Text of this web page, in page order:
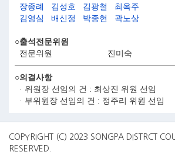
장종례
김성호 김광철
최옥주
김영심
배신정 박종현 곽노상
○출석전문위원
전문위원
진미숙
○의결사항
· 위원장 선임의 건 : 최상진 위원 선임
· 부위원장 선임의 건 : 정주리 위원 선임
COPYRIGHT (C) 2023 SONGPA DISTRCT
RESERVED.